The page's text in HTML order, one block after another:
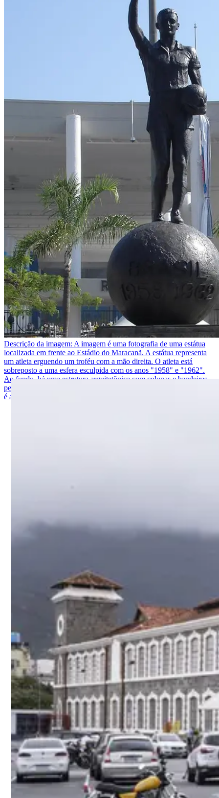
Descrição da imagem: A imagem é uma fotografia de uma estátua
localizada em frente ao Estádio do Maracanã. A estátua representa
um atleta erguendo um troféu com a mão direita. O atleta está
sobreposto a uma esfera esculpida com os anos "1958" e "1962".
Ao fundo, há uma estrutura arquitetônica com colunas e bandeiras
penduradas. À esquerda e à direita da imagem, há palmeiras. O céu
é azul claro e sem nuvens.